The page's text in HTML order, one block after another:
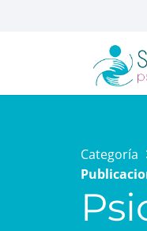
Categoría